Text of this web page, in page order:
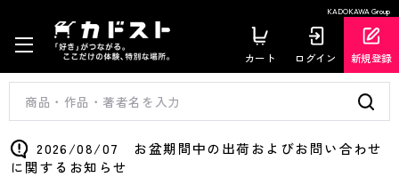
KADOKAWA Group
カート ログイン 新規登録
2026/08/07 お盆期間中の出荷およびお問い合わせ
に関するお知らせ